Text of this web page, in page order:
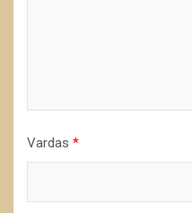
Vardas *